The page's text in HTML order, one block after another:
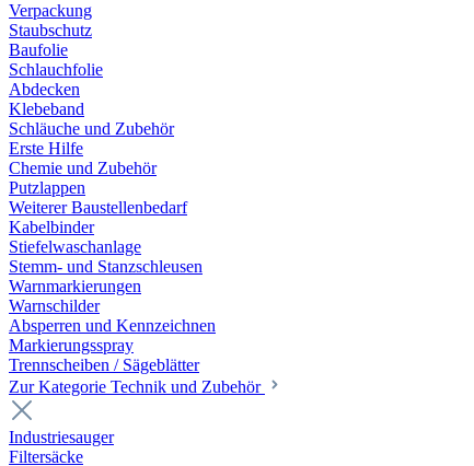
Verpackung
Staubschutz
Baufolie
Schlauchfolie
Abdecken
Klebeband
Schläuche und Zubehör
Erste Hilfe
Chemie und Zubehör
Putzlappen
Weiterer Baustellenbedarf
Kabelbinder
Stiefelwaschanlage
Stemm- und Stanzschleusen
Warnmarkierungen
Warnschilder
Absperren und Kennzeichnen
Markierungsspray
Trennscheiben / Sägeblätter
Zur Kategorie Technik und Zubehör
Industriesauger
Filtersäcke